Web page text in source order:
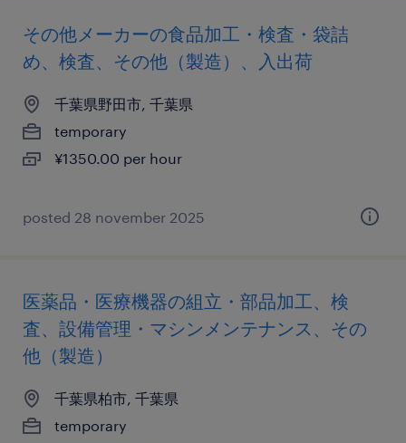
その他メーカーの食品加工・検査・袋詰
め、検査、その他（製造）、入出荷
千葉県野田市, 千葉県
temporary
¥1350.00 per hour
posted 28 november 2025
医薬品・医療機器の組立・部品加工、検
査、設備管理・マシンメンテナンス、その
他（製造）
千葉県柏市, 千葉県
temporary